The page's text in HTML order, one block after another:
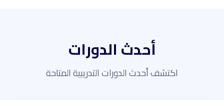
أحدث الدورات
اكتشف أحدث الدورات التدريبية المتاحة